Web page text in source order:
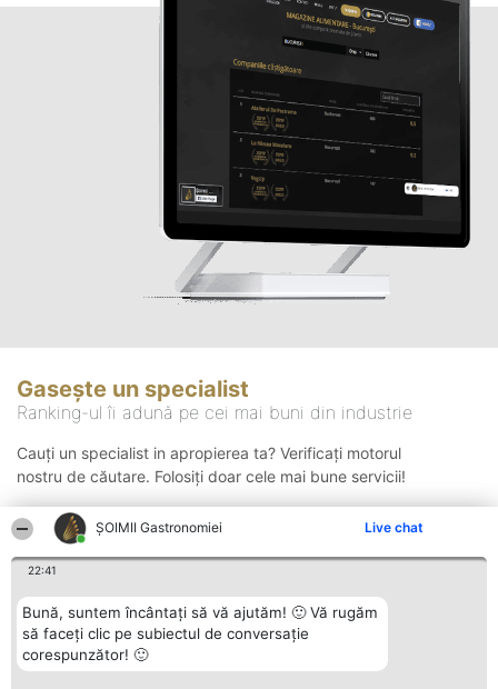
ȘOIMII Gastronomiei Live chat
22:41
Bună, suntem încântați să vă ajutăm! 🙂 Vă rugăm
să faceți clic pe subiectul de conversație
corespunzător! 🙂
Gasește un specialist
Ranking-ul îi adună pe cei mai buni din industrie
Cauți un specialist in apropierea ta? Verificați motorul
nostru de căutare. Folosiți doar cele mai bune servicii!